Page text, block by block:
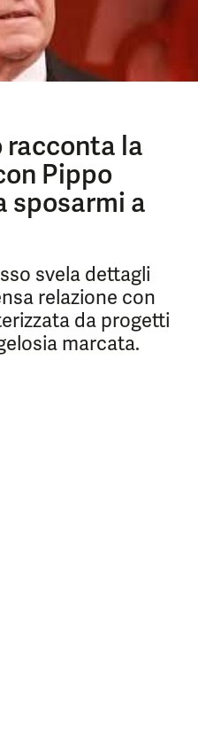
racconta la
Pippo
sposarmi a
svela dettagli
relazione con
da progetti
marcata.